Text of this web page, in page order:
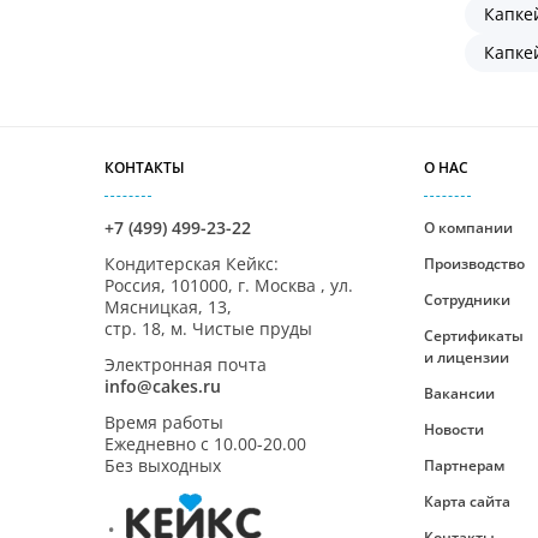
КОНТАКТЫ
+7 (499) 499-23-22
Кондитерская Кейкс:
Россия, 101000, г. Москва , ул.
Мясницкая, 13,
стр. 18, м. Чистые пруды
Электронная почта
info@cakes.ru
Время работы
Ежедневно с 10.00-20.00
Без выходных
О НАС
О компании
Производство
Сотрудники
Сертификаты
и лицензии
Вакансии
Новости
Партнерам
Карта сайта